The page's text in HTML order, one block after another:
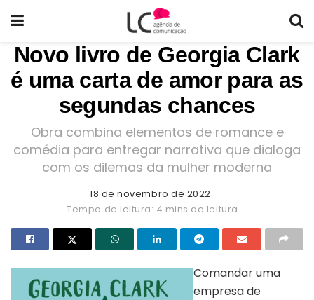
Novo livro de Georgia Clark
é uma carta de amor para as
segundas chances
Obra combina elementos de romance e
comédia para entregar narrativa que dialoga
com os dilemas da mulher moderna
18 de novembro de 2022
Tempo de leitura: 4 mins de leitura
Comandar uma
empresa de